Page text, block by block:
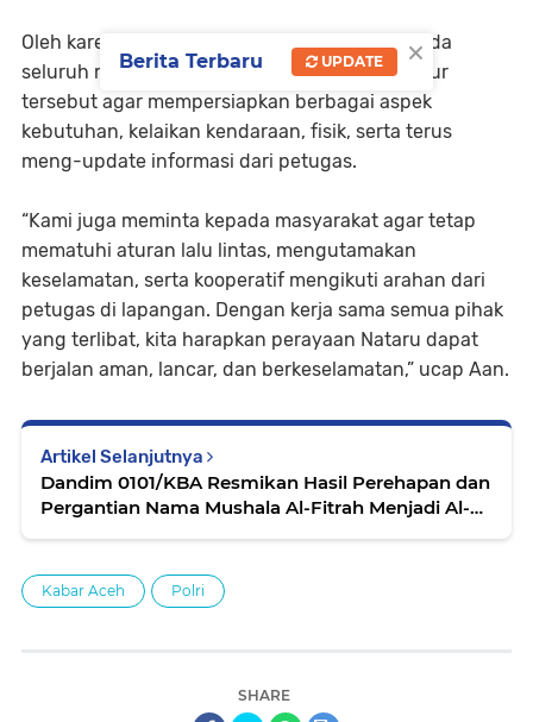
Oleh karena itu, Kakorlantas mengimbau kepada
seluruh masyarakat yang hendak melawati jalur
tersebut agar mempersiapkan berbagai aspek
kebutuhan, kelaikan kendaraan, fisik, serta terus
meng-update informasi dari petugas.
“Kami juga meminta kepada masyarakat agar tetap
mematuhi aturan lalu lintas, mengutamakan
keselamatan, serta kooperatif mengikuti arahan dari
petugas di lapangan. Dengan kerja sama semua pihak
yang terlibat, kita harapkan perayaan Nataru dapat
berjalan aman, lancar, dan berkeselamatan,” ucap Aan.
Artikel Selanjutnya
Dandim 0101/KBA Resmikan Hasil Perehapan dan
Pergantian Nama Mushala Al-Fitrah Menjadi Al-
Kabar Aceh Polri
SHARE
×
Berita Terbaru UPDATE